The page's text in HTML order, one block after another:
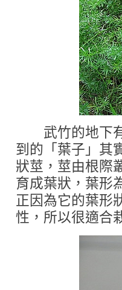
武竹的地下有
到的「葉子」其
狀莖，莖由根際
育成葉狀，葉形
正因為它的葉形
性，所以很適合